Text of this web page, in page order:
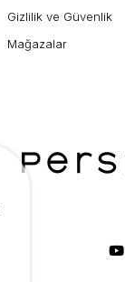
Gizlilik ve Güvenlik
Mağazalar